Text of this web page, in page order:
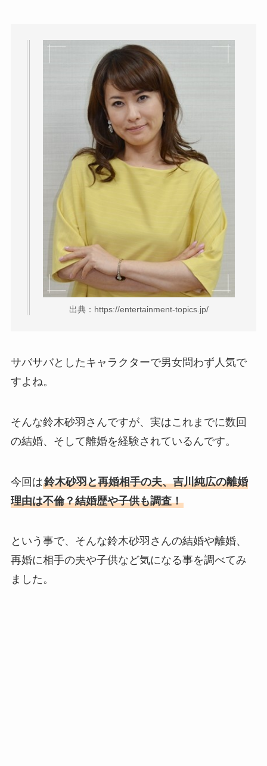
出典：https://entertainment-topics.jp/
サバサバとしたキャラクターで男女問わず人気で
すよね。
そんな鈴木砂羽さんですが、実はこれまでに数回
の結婚、そして離婚を経験されているんです。
今回は鈴木砂羽と再婚相手の夫、吉川純広の離婚
理由は不倫？結婚歴や子供も調査！
という事で、そんな鈴木砂羽さんの結婚や離婚、
再婚に相手の夫や子供など気になる事を調べてみ
ました。